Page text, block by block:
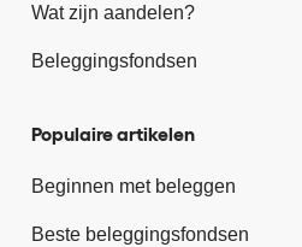
Wat zijn aandelen?
Beleggingsfondsen
Populaire artikelen
Beginnen met beleggen
Beste beleggingsfondsen